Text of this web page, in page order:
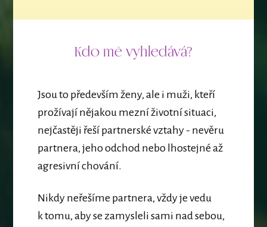
Kdo mě vyhledává?
Jsou to především ženy, ale i muži, kteří
prožívají nějakou mezní životní situaci,
nejčastěji řeší partnerské vztahy - nevěru
partnera, jeho odchod nebo lhostejné až
agresivní chování.
Nikdy neřešíme partnera, vždy je vedu
k tomu, aby se zamysleli sami nad sebou,